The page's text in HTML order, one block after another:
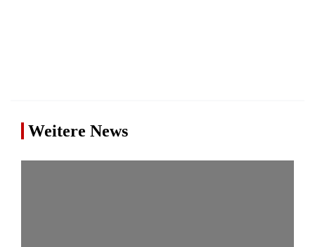
Weitere News